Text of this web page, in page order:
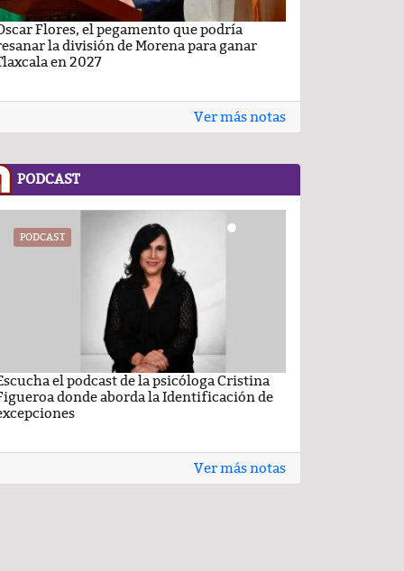
Flores, el pegamento que podría
la división de Morena para ganar
en 2027
Ver más notas
PODCAST
PODCAST
el podcast de la psicóloga Cristina
donde aborda la Identificación de
Ver más notas